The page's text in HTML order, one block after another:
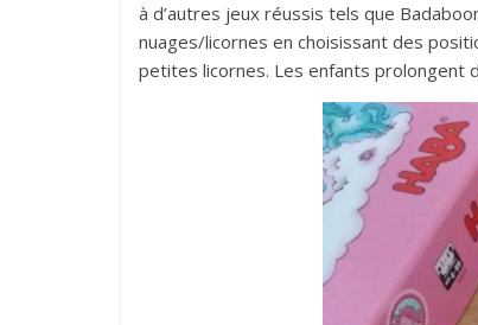
à d’autres jeux réussis tels que
nuages/licornes en choisissant des
petites licornes. Les enfants prolongent